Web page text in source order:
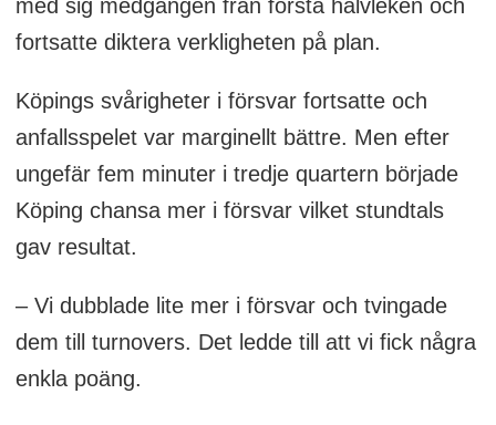
med sig medgången från första halvleken och
fortsatte diktera verkligheten på plan.
Köpings svårigheter i försvar fortsatte och
anfallsspelet var marginellt bättre. Men efter
ungefär fem minuter i tredje quartern började
Köping chansa mer i försvar vilket stundtals
gav resultat.
– Vi dubblade lite mer i försvar och tvingade
dem till turnovers. Det ledde till att vi fick några
enkla poäng.